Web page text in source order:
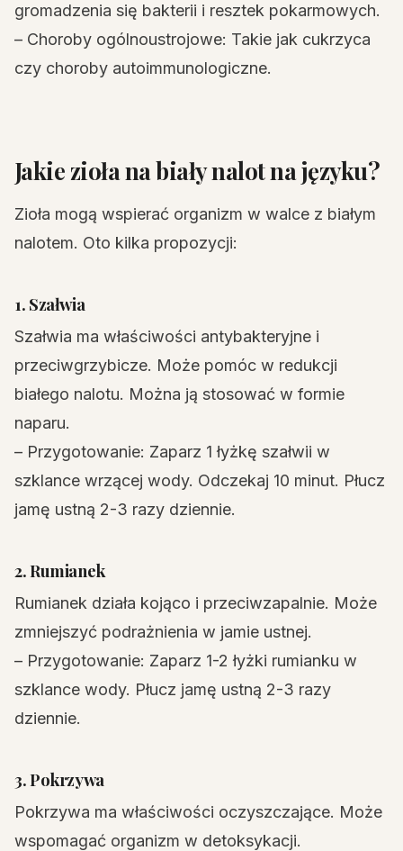
gromadzenia się bakterii i resztek pokarmowych.
– Choroby ogólnoustrojowe: Takie jak cukrzyca
czy choroby autoimmunologiczne.
Jakie zioła na biały nalot na języku?
Zioła mogą wspierać organizm w walce z białym
nalotem. Oto kilka propozycji:
1. Szałwia
Szałwia ma właściwości antybakteryjne i
przeciwgrzybicze. Może pomóc w redukcji
białego nalotu. Można ją stosować w formie
naparu.
– Przygotowanie: Zaparz 1 łyżkę szałwii w
szklance wrzącej wody. Odczekaj 10 minut. Płucz
jamę ustną 2-3 razy dziennie.
2. Rumianek
Rumianek działa kojąco i przeciwzapalnie. Może
zmniejszyć podrażnienia w jamie ustnej.
– Przygotowanie: Zaparz 1-2 łyżki rumianku w
szklance wody. Płucz jamę ustną 2-3 razy
dziennie.
3. Pokrzywa
Pokrzywa ma właściwości oczyszczające. Może
wspomagać organizm w detoksykacji.